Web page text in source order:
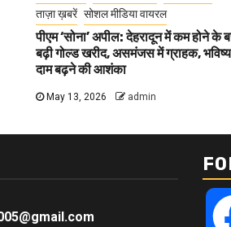
ताज़ा ख़बरें सोशल मीडिया वायरल
पीएम ‘सोना’ अपील: देहरादून में कम होने के
बढ़ी गोल्ड खरीद, असमंजस में ग्राहक,
दाम बढ़ने की आशंका
May 13, 2026 admin